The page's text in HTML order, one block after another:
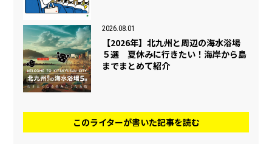
2026.08.01
【2026年】北九州と周辺の海水浴場
５選 夏休みに行きたい！海岸から島
までまとめて紹介
このライターが書いた記事を読む